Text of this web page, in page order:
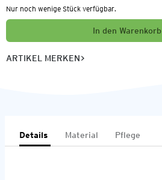
Nur noch wenige Stück verfügbar.
In den Warenkorb
ARTIKEL MERKEN
Details Material Pflege